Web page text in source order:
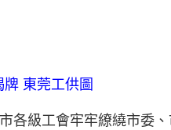
牌 東莞工供圖
級工會牢牢繚繞市委